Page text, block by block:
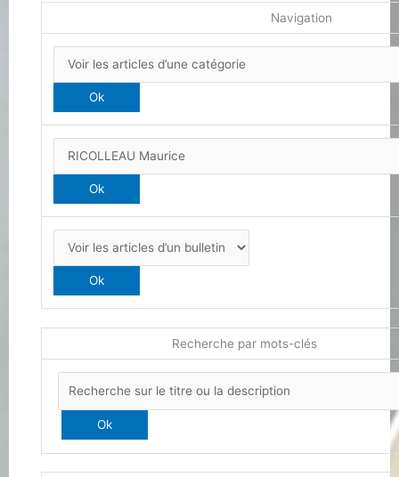
Navigation
Recherche par mots-clés